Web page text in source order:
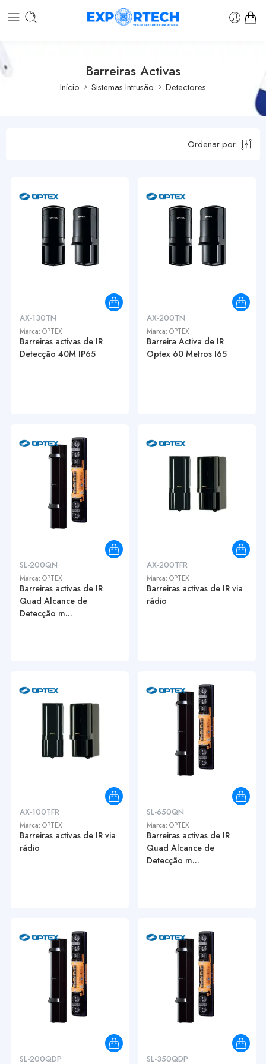
Barreiras Activas
Início Sistemas Intrusão Detectores
Ordenar por
AX-130TN
Marca: OPTEX
Barreiras activas de IR
Detecção 40M IP65
AX-200TN
Marca: OPTEX
Barreira Activa de IR
Optex 60 Metros I65
SL-200QN
Marca: OPTEX
Barreiras activas de IR
Quad Alcance de
Detecção m...
AX-200TFR
Marca: OPTEX
Barreiras activas de IR via
rádio
AX-100TFR
Marca: OPTEX
Barreiras activas de IR via
rádio
SL-650QN
Marca: OPTEX
Barreiras activas de IR
Quad Alcance de
Detecção m...
SL-200QDP SL-350QDP